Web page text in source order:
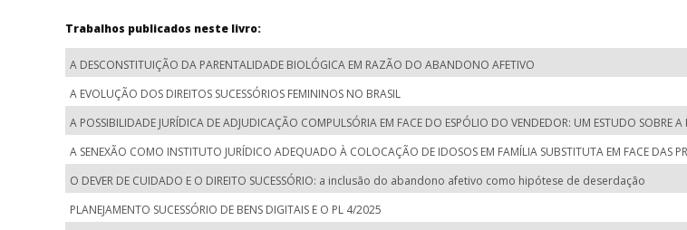
Trabalhos publicados neste livro:
A DESCONSTITUIÇÃO DA PARENTALIDADE BIOLÓGICA EM RAZÃO DO ABANDONO AFETIVO
A EVOLUÇÃO DOS DIREITOS SUCESSÓRIOS FEMININOS NO BRASIL
A POSSIBILIDADE JURÍDICA DE ADJUDICAÇÃO COMPULSÓRIA EM FACE DO ESPÓLIO DO VENDEDOR: UM ESTUDO
A SENEXÃO COMO INSTITUTO JURÍDICO ADEQUADO À COLOCAÇÃO DE IDOSOS EM FAMÍLIA SUBSTITUTA EM FACE DAS
O DEVER DE CUIDADO E O DIREITO SUCESSÓRIO: a inclusão do abandono afetivo como hipótese de deserdação
PLANEJAMENTO SUCESSÓRIO DE BENS DIGITAIS E O PL 4/2025